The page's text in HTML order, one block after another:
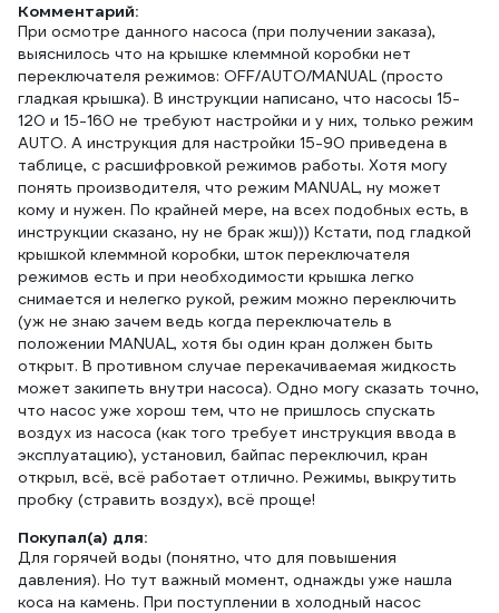
Комментарий:
При осмотре данного насоса (при получении заказа),
выяснилось что на крышке клеммной коробки нет
переключателя режимов: OFF/AUTO/MANUAL (просто
гладкая крышка). В инструкции написано, что насосы 15-
120 и 15-160 не требуют настройки и у них, только режим
AUTO. А инструкция для настройки 15-90 приведена в
таблице, с расшифровкой режимов работы. Хотя могу
понять производителя, что режим MANUAL, ну может
кому и нужен. По крайней мере, на всех подобных есть, в
инструкции сказано, ну не брак жш))) Кстати, под гладкой
крышкой клеммной коробки, шток переключателя
режимов есть и при необходимости крышка легко
снимается и нелегко рукой, режим можно переключить
(уж не знаю зачем ведь когда переключатель в
положении MANUAL, хотя бы один кран должен быть
открыт. В противном случае перекачиваемая жидкость
может закипеть внутри насоса). Одно могу сказать точно,
что насос уже хорош тем, что не пришлось спускать
воздух из насоса (как того требует инструкция ввода в
эксплуатацию), установил, байпас переключил, кран
открыл, всё, всё работает отлично. Режимы, выкрутить
пробку (стравить воздух), всё проще!
Покупал(а) для:
Для горячей воды (понятно, что для повышения
давления). Но тут важный момент, однажды уже нашла
коса на камень. При поступлении в холодный насос